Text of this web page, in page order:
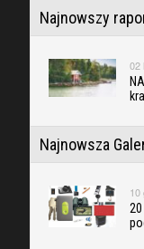
Najnowszy
02
Najnowsza
10